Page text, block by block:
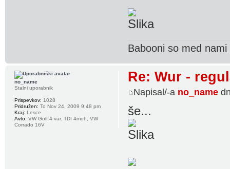
Babooni so med nami
Re: Wur -
Napisal/-a no_name
še...
no_name
Stalni uporabnik
Prispevkov: 1028
Pridružen: To Nov 24, 2009 9:48 pm
Kraj: Lesce
Avto: VW Golf 4 var. TDI 4mot., VW
Corrado 16V